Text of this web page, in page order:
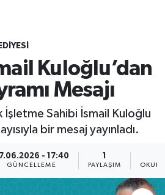
Kuloğlu’dan
Mesajı
İşletme Sahibi İsmail Kuloğlu
bir mesaj yayınladı.
- 17:40
GÜNCELLEME
1
PAYLAŞIM